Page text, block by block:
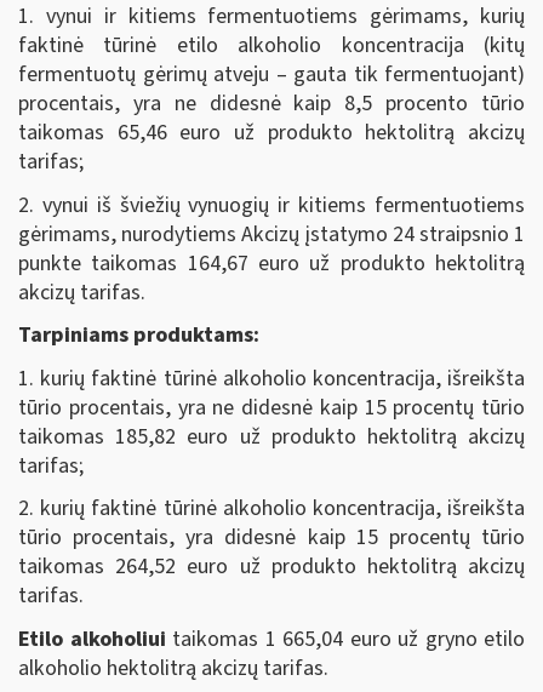
1. vynui ir kitiems fermentuotiems gėrimams, kurių
faktinė tūrinė etilo alkoholio koncentracija (kitų
fermentuotų gėrimų atveju – gauta tik fermentuojant)
procentais, yra ne didesnė kaip 8,5 procento tūrio
taikomas 65,46 euro už produkto hektolitrą akcizų
tarifas;
2. vynui iš šviežių vynuogių ir kitiems fermentuotiems
gėrimams, nurodytiems Akcizų įstatymo 24 straipsnio 1
punkte taikomas 164,67 euro už produkto hektolitrą
akcizų tarifas.
Tarpiniams produktams:
1. kurių faktinė tūrinė alkoholio koncentracija, išreikšta
tūrio procentais, yra ne didesnė kaip 15 procentų tūrio
taikomas 185,82 euro už produkto hektolitrą akcizų
tarifas;
2. kurių faktinė tūrinė alkoholio koncentracija, išreikšta
tūrio procentais, yra didesnė kaip 15 procentų tūrio
taikomas 264,52 euro už produkto hektolitrą akcizų
tarifas.
Etilo alkoholiui taikomas 1 665,04 euro už gryno etilo
alkoholio hektolitrą akcizų tarifas.